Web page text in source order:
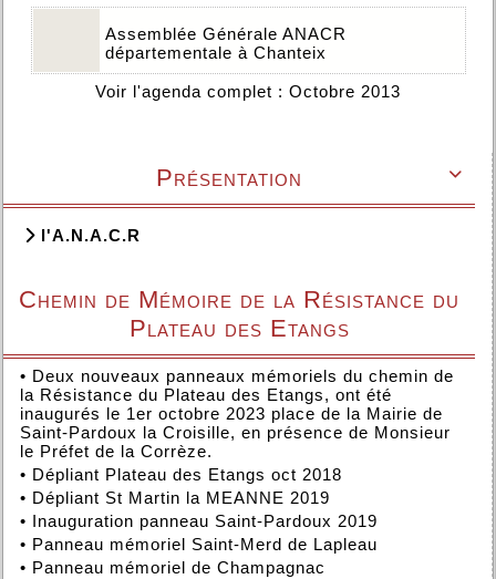

Présentation
l'A.N.A.C.R
Chemin de Mémoire de la Résistance du
Plateau des Etangs
• Deux nouveaux panneaux mémoriels du chemin de
la Résistance du Plateau des Etangs, ont été
inaugurés le 1er octobre 2023 place de la Mairie de
Saint-Pardoux la Croisille, en présence de Monsieur
le Préfet de la Corrèze.
• Dépliant Plateau des Etangs oct 2018
• Dépliant St Martin la MEANNE 2019
• Inauguration panneau Saint-Pardoux 2019
• Panneau mémoriel Saint-Merd de Lapleau
• Panneau mémoriel de Champagnac
Assemblée Générale ANACR
départementale à Chanteix
Voir l'agenda complet : Octobre 2013